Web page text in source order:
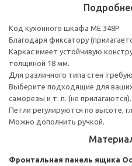
Код кухонного шкафа ME 348P
Благодаря фиксатору
Каркас имеет устойчивую
толщиной 18 мм.
Для различного типа стен
Выберите подходящие для
саморезы и т. п. (не прилагаются).
Петли регулируются по высоте,
Можно дополнить ручкой.
Фронтальная панель ящика